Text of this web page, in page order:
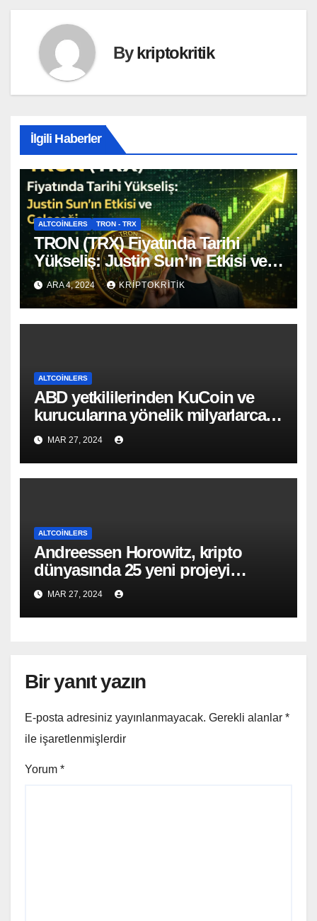
Bykriptokritik
İlgili Haberler
ALTCOINLERS TRON - TRX
TRON (TRX) Fiyatında Tarihi
Yükseliş: Justin Sun’ın Etkisi ve
Geleceği
ARA 4, 2024 KRIPTOKRITIK
ALTCOINLERS
ABD yetkililerinden KuCoin ve
kurucularına yönelik milyarlarca
dolarlık suçlama!
MAR 27, 2024
ALTCOINLERS
Andreessen Horowitz, kripto
dünyasında 25 yeni projeyi
destekliyor!
MAR 27, 2024
Bir yanıt yazın
E-posta adresiniz yayınlanmayacak. Gerekli alanlar *
ile işaretlenmişlerdir
Yorum *